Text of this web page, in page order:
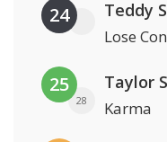
24 Teddy
Lose
25
28
Taylor
Karma